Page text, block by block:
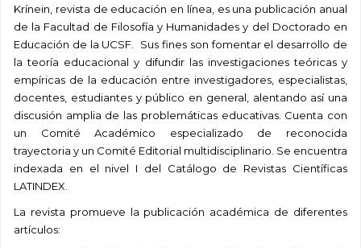
Krínein, revista de educación en línea, es una publicación anual
de la Facultad de Filosofía y Humanidades y del Doctorado en
Educación de la UCSF. Sus fines son fomentar el desarrollo de
la teoría educacional y difundir las investigaciones teóricas y
empíricas de la educación entre investigadores, especialistas,
docentes, estudiantes y público en general, alentando así una
discusión amplia de las problemáticas educativas. Cuenta con
un Comité Académico especializado de reconocida
trayectoria y un Comité Editorial multidisciplinario. Se encuentra
indexada en el nivel I del Catálogo de Revistas Científicas
LATINDEX.
La revista promueve la publicación académica de diferentes
artículos: